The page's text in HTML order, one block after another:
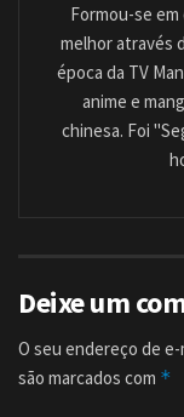
Formou-se
melhor através
época da TV
anime e
chinesa. Foi
Deixe um
O seu endereço de
são marcados com *